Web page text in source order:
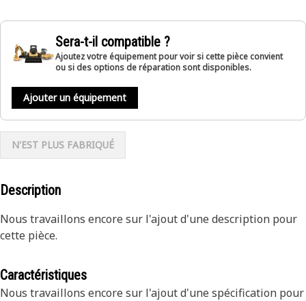
Sera-t-il compatible ?
Ajoutez votre équipement pour voir si cette pièce convient
ou si des options de réparation sont disponibles.
Ajouter un équipement
N'EST PLUS FABRIQUÉ
Description
Nous travaillons encore sur l'ajout d'une description pour
cette pièce.
Caractéristiques
Nous travaillons encore sur l'ajout d'une spécification pour